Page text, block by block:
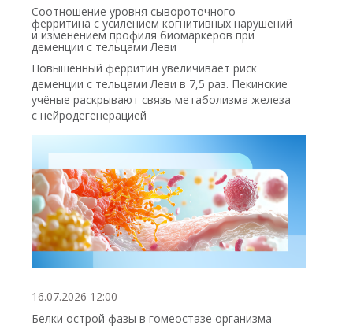
Соотношение уровня сывороточного
ферритина с усилением когнитивных нарушений
и изменением профиля биомаркеров при
деменции с тельцами Леви
Повышенный ферритин увеличивает риск
деменции с тельцами Леви в 7,5 раз. Пекинские
учёные раскрывают связь метаболизма железа
с нейродегенерацией
16.07.2026 12:00
Белки острой фазы в гомеостазе организма